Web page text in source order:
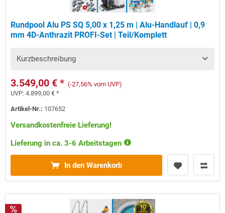
Rundpool Alu PS SQ 5,00 x 1,25 m | Alu-Handlauf | 0,9
mm 4D-Anthrazit PROFI-Set | Teil/Komplett
Kurzbeschreibung
3.549,00 € * (-27,56% vom UVP)
UVP:4.899,00 € *
Artikel-Nr.: 107652
Versandkostenfreie Lieferung!
Lieferung in ca. 3-6 Arbeitstagen
In den Warenkorb